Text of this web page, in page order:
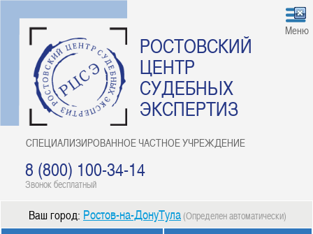
РОСТОВСКИЙ
ЦЕНТР
СУДЕБНЫХ
ЭКСПЕРТИЗ
СПЕЦИАЛИЗИРОВАННОЕ ЧАСТНОЕ УЧРЕЖДЕНИЕ
8 (800) 100-34-14
Звонок бесплатный
Меню
Ваш город: Ростов-на-ДонуТула (Определен автоматически)